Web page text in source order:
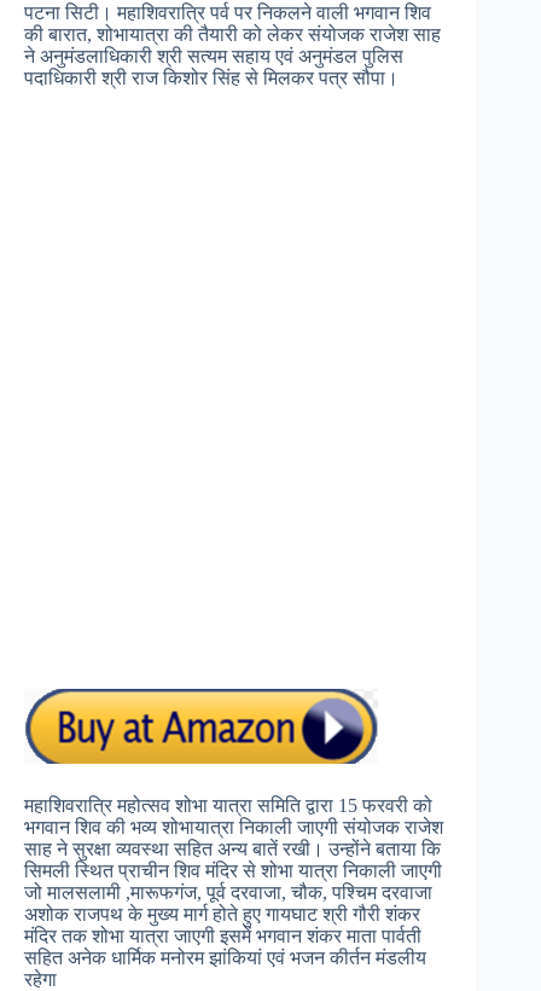
पटना सिटी। महाशिवरात्रि पर्व पर निकलने वाली भगवान शिव
की बारात, शोभायात्रा की तैयारी को लेकर संयोजक राजेश साह
ने अनुमंडलाधिकारी श्री सत्यम सहाय एवं अनुमंडल पुलिस
पदाधिकारी श्री राज किशोर सिंह से मिलकर पत्र सौपा।
महाशिवरात्रि महोत्सव शोभा यात्रा समिति द्वारा 15 फरवरी को
भगवान शिव की भव्य शोभायात्रा निकाली जाएगी संयोजक राजेश
साह ने सुरक्षा व्यवस्था सहित अन्य बातें रखी। उन्होंने बताया कि
सिमली स्थित प्राचीन शिव मंदिर से शोभा यात्रा निकाली जाएगी
जो मालसलामी ,मारूफगंज, पूर्व दरवाजा, चौक, पश्चिम दरवाजा
अशोक राजपथ के मुख्य मार्ग होते हुए गायघाट श्री गौरी शंकर
मंदिर तक शोभा यात्रा जाएगी इसमें भगवान शंकर माता पार्वती
सहित अनेक धार्मिक मनोरम झांकियां एवं भजन कीर्तन मंडलीय
रहेगा